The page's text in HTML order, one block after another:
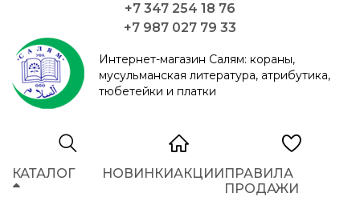
+7 347 254 18 76
+7 987 027 79 33
Интернет-магазин Салям: кораны,
мусульманская литература, атрибутика,
тюбетейки и платки
КАТАЛОГ НОВИНКИАКЦИИПРАВИЛА
ПРОДАЖИ